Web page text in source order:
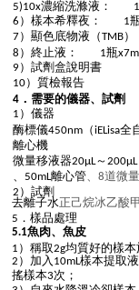
5)10x濃縮洗滌液： 1
6 ）樣本希釋夜： 1
7）顯色底物液（TMB）
8 ）終止液： 1瓶
9）試劑盒說明書
10）質檢報告
4．需要的儀器、試劑
1 ）儀器
酶標儀450nm（iELisa全
離心機
微量移液器20μL～
、50mL離心管、8道微
2 ）試劑
去離子水正己烷冰乙酸
5 ．樣品處理
5.1魚肉、魚皮
1 ）稱取2g均質好的樣本
2 ）加入 10mL樣本提取
搖樣本3次；